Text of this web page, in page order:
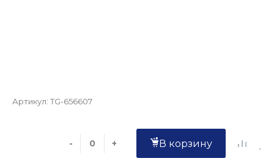
Артикул: TG-656607
- + В корзину